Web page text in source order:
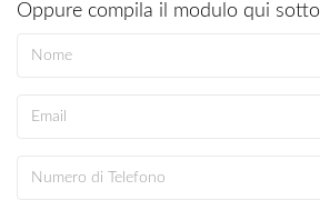
Oppure compila il modulo qui sotto